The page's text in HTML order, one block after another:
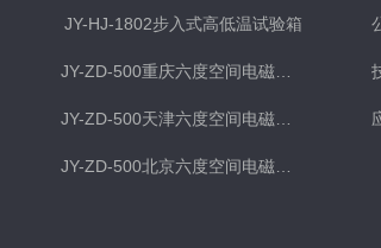
JY-HJ-1802步入式高低温试验箱